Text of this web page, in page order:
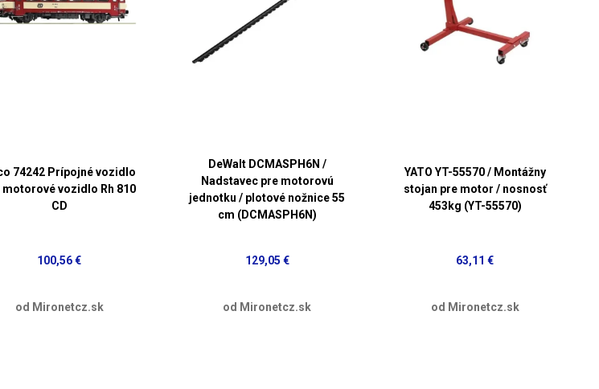
74242 Prípojné vozidlo
motorové vozidlo Rh 810
CD
100,56 €
od Mironetcz.sk
DeWalt DCMASPH6N /
Nadstavec pre motorovú
jednotku / plotové nožnice 55
cm (DCMASPH6N)
129,05 €
od Mironetcz.sk
YATO YT-55570 / Montážny
stojan pre motor / nosnosť
453kg (YT-55570)
63,11 €
od Mironetcz.sk